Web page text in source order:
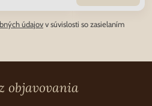
údajovv súvislosti so zasielaním
objavovania